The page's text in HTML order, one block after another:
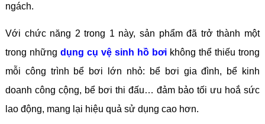
ngách.
Với chức năng 2 trong 1 này, sản phẩm đã trở thành một
trong những dụng cụ vệ sinh hồ bơi không thể thiếu trong
mỗi công trình bể bơi lớn nhỏ: bể bơi gia đình, bể kinh
doanh công cộng, bể bơi thi đấu… đảm bảo tối ưu hoắ sức
lao động, mang lại hiệu quả sử dụng cao hơn.